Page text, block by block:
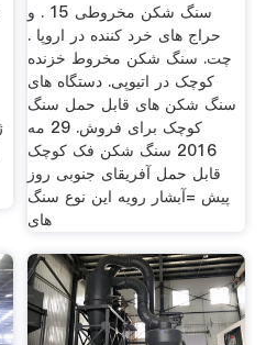
سنگ شکن مخروطی 15 . و
حراج های خرد کننده در اروپا .
چت. سنگ شکن مخروط خزنده
کوچک در اتیوپی. دستگاه های
سنگ شکن های قابل حمل سنگ
کوچک برای فروش. 29 مه
2016 سنگ شکن فک کوچک
قابل حمل آفریقای جنوبی روز
پیش =آبشار رویه این نوع سنگ
های